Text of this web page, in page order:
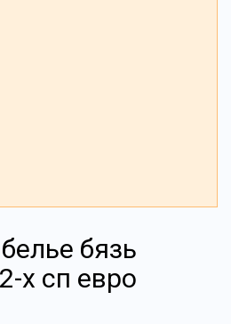
бязь
х сп евро